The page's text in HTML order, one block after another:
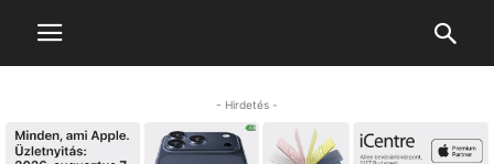
- Hirdetés -